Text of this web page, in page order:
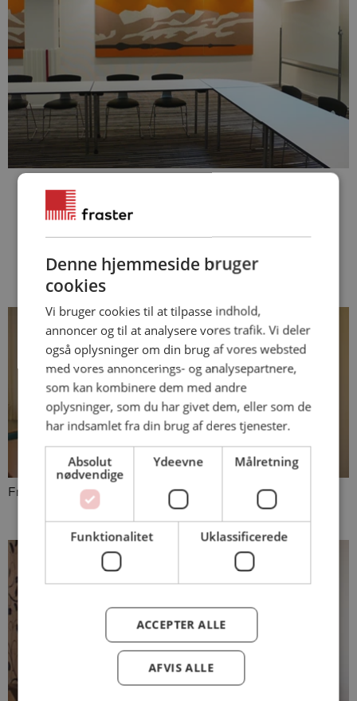
Mere inspiration
Frederiksberg hospital
Denne hjemmeside bruger
cookies
Vi bruger cookies til at tilpasse indhold,
annoncer og til at analysere vores trafik. Vi deler
også oplysninger om din brug af vores websted
med vores annoncerings- og analysepartnere,
som kan kombinere dem med andre
oplysninger, som du har givet dem, eller som de
har indsamlet fra din brug af deres tjenester.
Absolut
nødvendige
Ydeevne Målretning
Funktionalitet Uklassificerede
ACCEPTER ALLE
AFVIS ALLE